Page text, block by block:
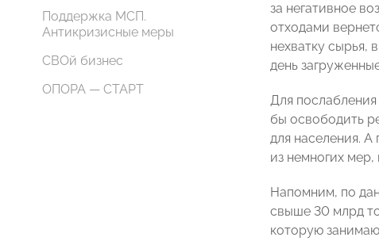
Поддержка МСП.
Антикризисные меры
СВОй бизнес
ОПОРА — СТАРТ
за негативное
отходами
нехватку сырья,
день
Для
бы освободить
для населения. А
из немногих
Напомним, по
свыше 30 млрд
которую